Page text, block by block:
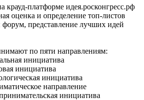
крауд-платформе идея.росконгресс.рф
оценка и определение топ-листов
представление лучших идей
по пяти направлениям:
инициатива
инициатива
инициатива
направление
инициатива